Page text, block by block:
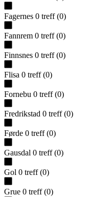
Fagernes 0 treff (0)
Fannrem 0 treff (0)
Finnsnes 0 treff (0)
Flisa 0 treff (0)
Fornebu 0 treff (0)
Fredrikstad 0 treff (0)
Førde 0 treff (0)
Gausdal 0 treff (0)
Gol 0 treff (0)
Grue 0 treff (0)